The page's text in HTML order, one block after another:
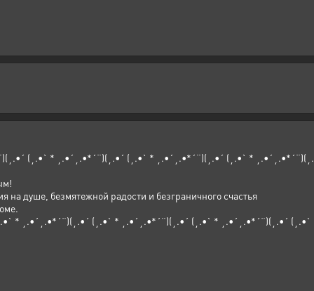
(¸.•` * ¸.•´¸.•*´¨)(¸.•´ (¸.•` * ¸.•´¸.•*´¨)(¸.•´ (¸.•` *
душе, безмятежной радости и безграничного счастья
* ¸.•´¸.•*´¨)(¸.•´ (¸.•` * ¸.•´¸.•*´¨)(¸.•´ (¸.•` * ¸.•´¸.•*´¨)(¸.•´